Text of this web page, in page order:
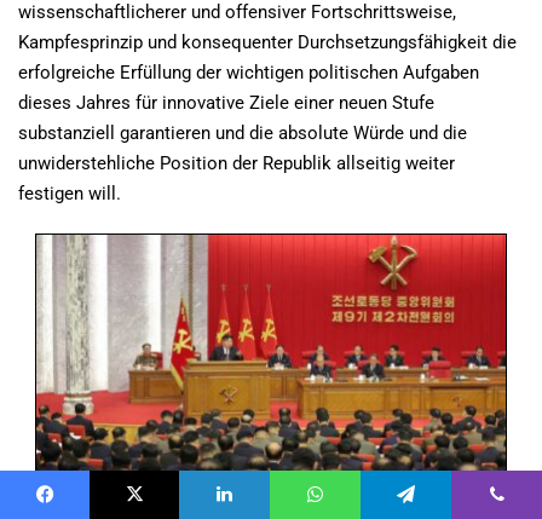
wissenschaftlicherer und offensiver Fortschrittsweise,
Kampfesprinzip und konsequenter Durchsetzungsfähigkeit die
erfolgreiche Erfüllung der wichtigen politischen Aufgaben
dieses Jahres für innovative Ziele einer neuen Stufe
substanziell garantieren und die absolute Würde und die
unwiderstehliche Position der Republik allseitig weiter
festigen will.